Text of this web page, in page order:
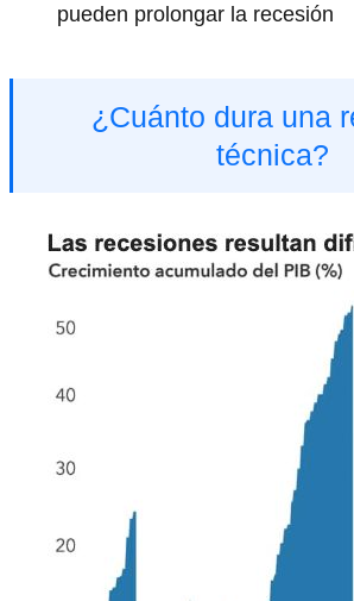
pueden prolongar la recesión
¿Cuánto dura una
técnica?